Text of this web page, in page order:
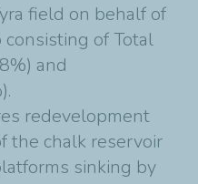
field on behalf of
consisting of Total
and
redevelopment
the chalk reservoir
sinking by